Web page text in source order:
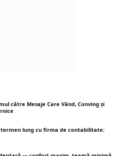
către Mesaje Care Vând, Conving și
lung cu firma de contabilitate: